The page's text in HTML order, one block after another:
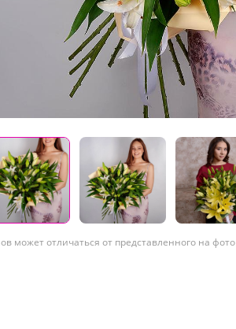
может отличаться от представленного на фото